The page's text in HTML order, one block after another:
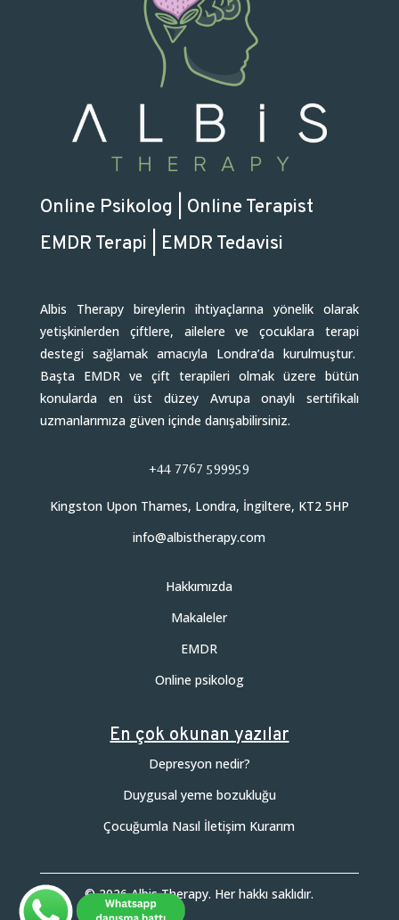
Online Psikolog | Online Terapist
EMDR Terapi | EMDR Tedavisi
Albis Therapy bireylerin ihtiyaçlarına yönelik olarak
yetişkinlerden çiftlere, ailelere ve çocuklara terapi
destegi sağlamak amacıyla Londra’da kurulmuştur.
Başta EMDR ve çift terapileri olmak üzere bütün
konularda en üst düzey Avrupa onaylı sertifikalı
uzmanlarımıza güven içinde danışabilirsiniz.
+44 7767 599959
Kingston Upon Thames, Londra, İngiltere, KT2 5HP
info@albistherapy.com
Hakkımızda
Makaleler
EMDR
Online psikolog
En çok okunan yazılar
Depresyon nedir?
Duygusal yeme bozukluğu
Çocuğumla Nasıl İletişim Kurarım
© 2026 Albis Therapy. Her hakkı saklıdır.